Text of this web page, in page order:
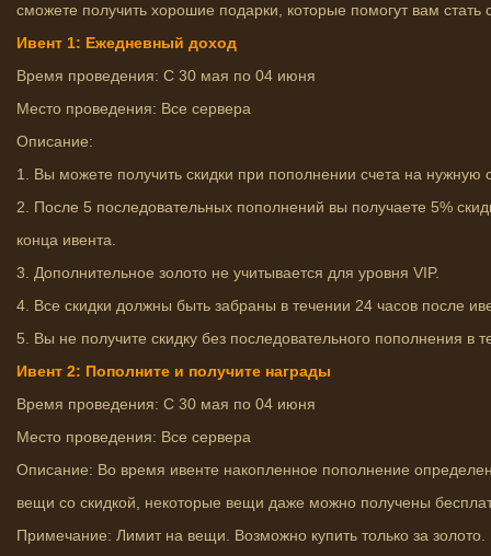
сможете получить хорошие подарки, которые помогут вам
Ивент 1: Ежедневный доход
Время проведения: С 30 мая по 04 июня
Место проведения: Все сервера
Описание:
1. Вы можете получить скидки при пополнении счета на нужную
2. После 5 последовательных пополнений вы получаете 5%
конца ивента.
3. Дополнительное золото не учитывается для уровня VIP.
4. Все скидки должны быть забраны в течении 24 часов после
5. Вы не получите скидку без последовательного пополнения в
Ивент 2: Пополните и получите награды
Время проведения: С 30 мая по 04 июня
Место проведения: Все сервера
Описание: Во время ивенте накопленное пополнение
вещи со скидкой, некоторые вещи даже можно получены
Примечание: Лимит на вещи. Возможно купить только за золото.